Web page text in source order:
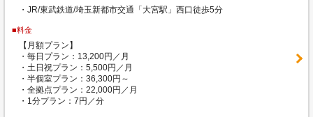
・JR/東武鉄道/埼玉新都市交通「大宮駅」西口徒歩5分
■料金
【月額プラン】
・毎日プラン：13,200円／月
・土日祝プラン：5,500円／月
・半個室プラン：36,300円～
・全拠点プラン：22,000円／月
・1分プラン：7円／分